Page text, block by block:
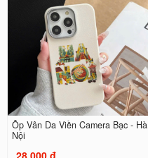
Ốp Vân Da Viền Camera Bạc - Hà
Nội